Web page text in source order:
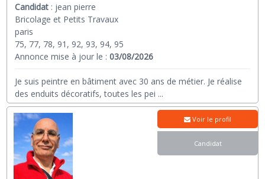
Candidat : jean pierre
Bricolage et Petits Travaux
paris
75, 77, 78, 91, 92, 93, 94, 95
Annonce mise à jour le :03/08/2026
Je suis peintre en bâtiment avec 30 ans de métier. Je réalise
des enduits décoratifs, toutes les pei ...
Voir le profil
Candidat